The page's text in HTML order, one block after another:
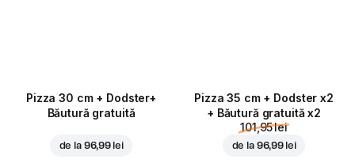
Pizza 30 cm + Dodster+
Băutură gratuită
de la 96,99 lei
Pizza 35 cm + Dodster x2
+ Băutură gratuită x2
101,95 lei
de la 96,99 lei